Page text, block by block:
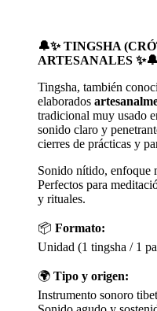
🔔✨ TINGSHA
ARTESANALES ✨🔔
Tingsha, también
elaborados
tradicional muy usado
sonido claro y
cierres de prácticas y
Sonido nítido, enfoque
Perfectos para
y rituales.
📦 Formato:
Unidad (1 tingsha / 1
🌍 Tipo y origen:
Instrumento sonoro